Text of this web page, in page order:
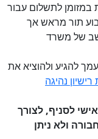
במזומן לתשלום עבור
לקבוע תור מראש אך
של משרד
מטעמך להגיע ולהוציא את
נהיגה
באופן אישי לסניף, לצורך
ולא ניתן